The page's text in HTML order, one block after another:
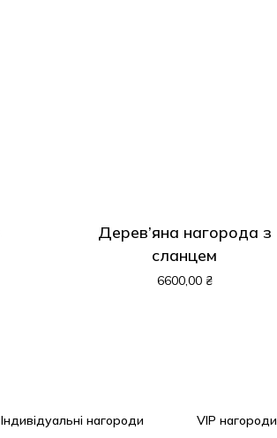
Дерев’яна нагорода з
сланцем
6600,00 ₴
Індивідуальні нагороди VIP нагороди